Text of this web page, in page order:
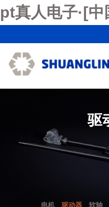
pt真人电子·[中
驱
电机 驱动器 软轴